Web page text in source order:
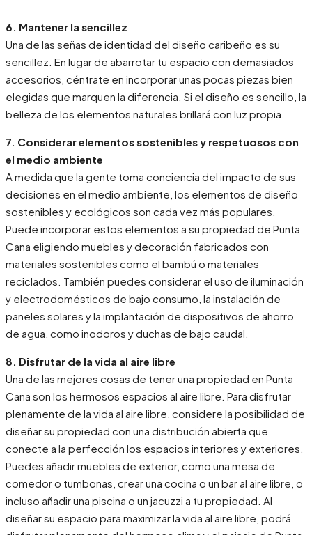
6. Mantener la sencillez
Una de las señas de identidad del diseño caribeño es su
sencillez. En lugar de abarrotar tu espacio con demasiados
accesorios, céntrate en incorporar unas pocas piezas bien
elegidas que marquen la diferencia. Si el diseño es sencillo, la
belleza de los elementos naturales brillará con luz propia.
7. Considerar elementos sostenibles y respetuosos con
el medio ambiente
A medida que la gente toma conciencia del impacto de sus
decisiones en el medio ambiente, los elementos de diseño
sostenibles y ecológicos son cada vez más populares.
Puede incorporar estos elementos a su propiedad de Punta
Cana eligiendo muebles y decoración fabricados con
materiales sostenibles como el bambú o materiales
reciclados. También puedes considerar el uso de iluminación
y electrodomésticos de bajo consumo, la instalación de
paneles solares y la implantación de dispositivos de ahorro
de agua, como inodoros y duchas de bajo caudal.
8. Disfrutar de la vida al aire libre
Una de las mejores cosas de tener una propiedad en Punta
Cana son los hermosos espacios al aire libre. Para disfrutar
plenamente de la vida al aire libre, considere la posibilidad de
diseñar su propiedad con una distribución abierta que
conecte a la perfección los espacios interiores y exteriores.
Puedes añadir muebles de exterior, como una mesa de
comedor o tumbonas, crear una cocina o un bar al aire libre, o
incluso añadir una piscina o un jacuzzi a tu propiedad. Al
diseñar su espacio para maximizar la vida al aire libre, podrá